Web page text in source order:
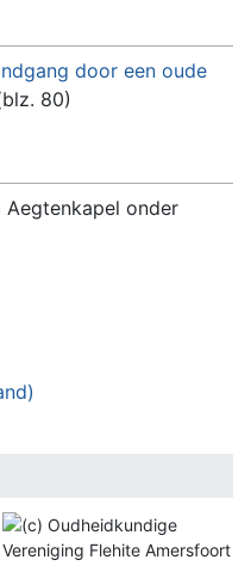
door een oude
80)
onder